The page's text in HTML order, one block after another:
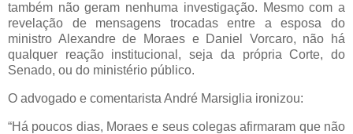
também não geram nenhuma investigação. Mesmo com a
revelação de mensagens trocadas entre a esposa do
ministro Alexandre de Moraes e Daniel Vorcaro, não há
qualquer reação institucional, seja da própria Corte, do
Senado, ou do ministério público.
O advogado e comentarista André Marsiglia ironizou:
“Há poucos dias, Moraes e seus colegas afirmaram que não